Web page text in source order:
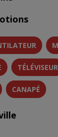
TÉLÉVISEUR
CANAPÉ